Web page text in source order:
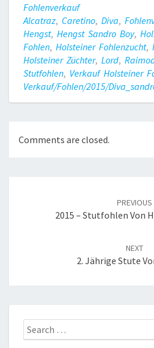
Fohlenverkauf
Alcatraz, Caretino, Diva,
Hengst, Hengst Sandro Boy,
Fohlen, Holsteiner Fohlenzucht,
Holsteiner Züchter, Lord,
Stutfohlen, Verkauf Holsteiner
Verkauf/fohlen/2015/
Comments are closed.
PREVIOUS
2015 – Stutfohlen Von
NEXT
2. Jährige Stute
Search
for: